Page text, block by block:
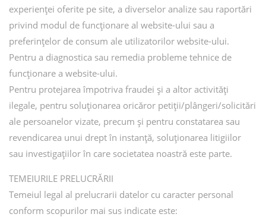
experienței oferite pe site, a diverselor analize sau raportări
privind modul de funcționare al website-ului sau a
preferințelor de consum ale utilizatorilor website-ului.
Pentru a diagnostica sau remedia probleme tehnice de
funcționare a website-ului.
Pentru protejarea împotriva fraudei și a altor activități
ilegale, pentru soluționarea oricăror petiții/plângeri/solicitări
ale persoanelor vizate, precum și pentru constatarea sau
revendicarea unui drept în instanță, soluționarea litigiilor
sau investigațiilor în care societatea noastră este parte.
TEMEIURILE PRELUCRĂRII
Temeiul legal al prelucrarii datelor cu caracter personal
conform scopurilor mai sus indicate este: